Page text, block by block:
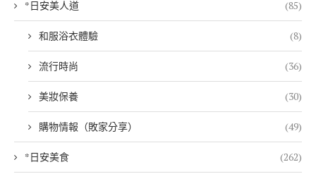
*日安美人道 (85)
和服浴衣體驗 (8)
流行時尚 (36)
美妝保養 (30)
購物情報（敗家分享） (49)
*日安美食 (262)